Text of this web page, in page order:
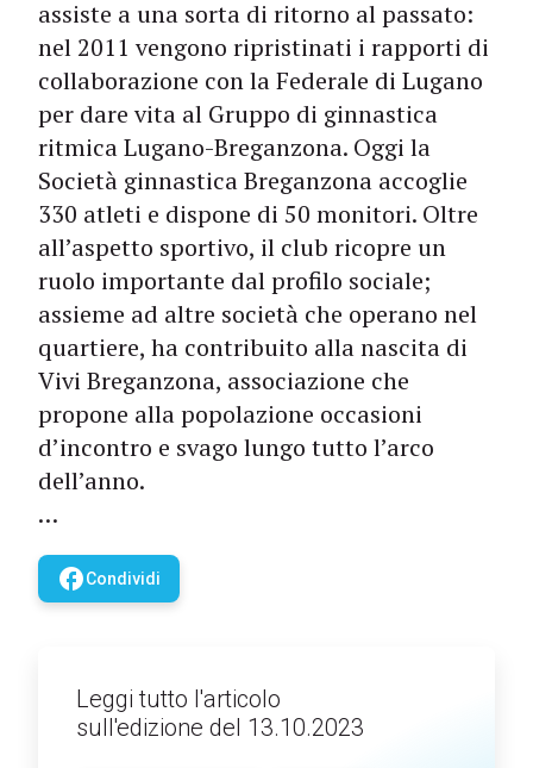
assiste a una sorta di ritorno al passato:
nel 2011 vengono ripristinati i rapporti di
collaborazione con la Federale di Lugano
per dare vita al Gruppo di ginnastica
ritmica Lugano-Breganzona. Oggi la
Società ginnastica Breganzona accoglie
330 atleti e dispone di 50 monitori. Oltre
all’aspetto sportivo, il club ricopre un
ruolo importante dal profilo sociale;
assieme ad altre società che operano nel
quartiere, ha contribuito alla nascita di
Vivi Breganzona, associazione che
propone alla popolazione occasioni
d’incontro e svago lungo tutto l’arco
dell’anno.
…
facebookCondividi
Leggi tutto l'articolo
sull'edizione del 13.10.2023